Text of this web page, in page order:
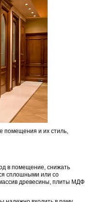
помещения и их стиль,
в помещение, снижать
сплошными или со
массив древесины, плиты МДФ